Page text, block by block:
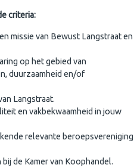
criteria:
missie van Bewust Langstraat en
op het gebied van
duurzaamheid en/of
Langstraat.
en vakbekwaamheid in jouw
relevante beroepsvereniging
de Kamer van Koophandel.